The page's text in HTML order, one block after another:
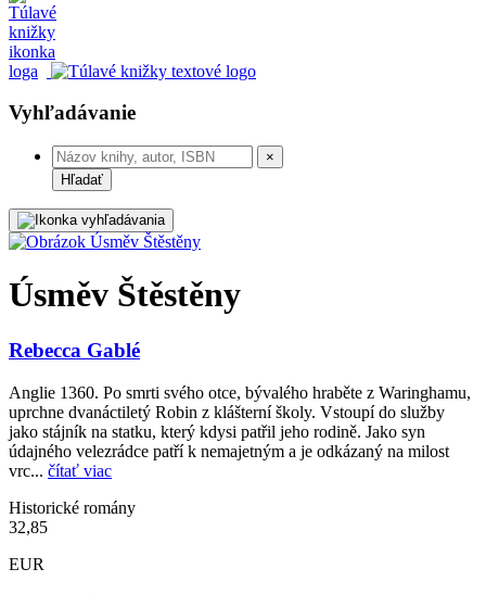
Vyhľadávanie
×
Hľadať
Úsměv Štěstěny
Rebecca Gablé
Anglie 1360. Po smrti svého otce, bývalého hraběte z Waringhamu,
uprchne dvanáctiletý Robin z klášterní školy. Vstoupí do služby
jako stájník na statku, který kdysi patřil jeho rodině. Jako syn
údajného velezrádce patří k nemajetným a je odkázaný na milost
vrc... čítať viac
Historické romány
32,85
EUR